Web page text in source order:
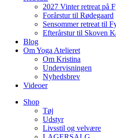
2027 Vinter retreat på
Forårstur til Rødegaard
Sensommer retreat til
Efterårstur til Skoven
Blog
Om Yoga Atelieret
Om Kristina
Undervisningen
Nyhedsbrev
Videoer
Shop
Tøj
Udstyr
Livsstil og velvære